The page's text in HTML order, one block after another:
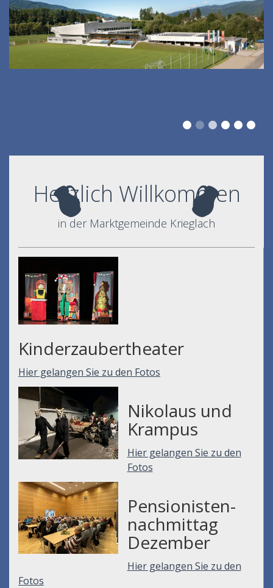
Herzlich Willkommen
in der Marktgemeinde Krieglach
Kinderzaubertheater
Hier gelangen Sie zu den Fotos
Nikolaus und
Krampus
Hier gelangen Sie zu den
Fotos
Pensionisten-
nachmittag
Dezember
Hier gelangen Sie zu den
Fotos